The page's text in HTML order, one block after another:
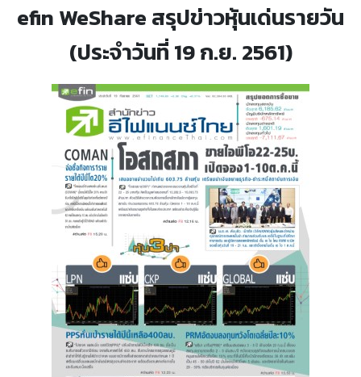
efin WeShare สรุปข่าวหุ้นเด่นรายวัน
(ประจำวันที่ 19 ก.ย. 2561)